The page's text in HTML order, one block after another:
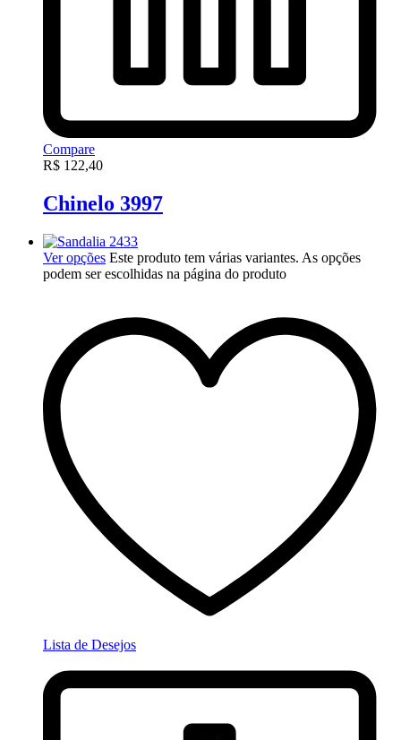
Compare
R$ 122,40
Chinelo 3997
Ver opções Este produto tem várias variantes. As opções
podem ser escolhidas na página do produto
Lista de Desejos